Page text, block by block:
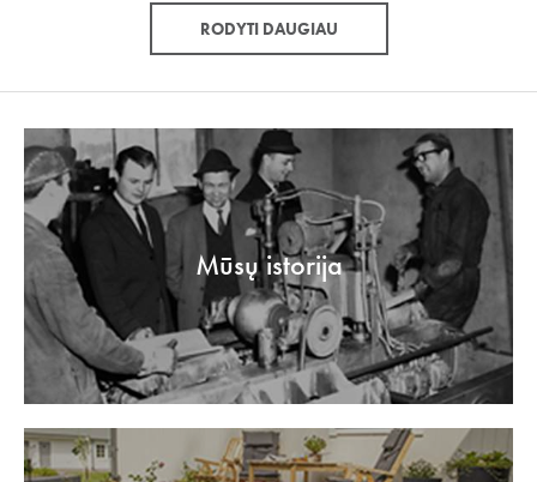
RODYTI DAUGIAU
Mūsų istorija